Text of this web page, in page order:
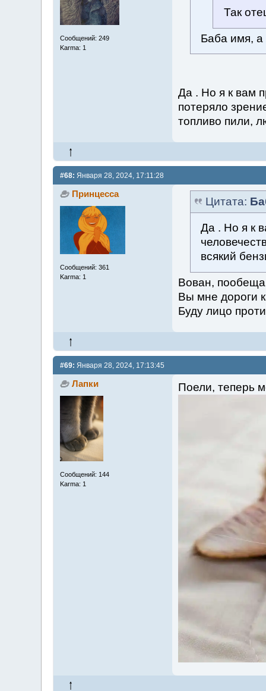
Сообщений: 249
Karma: 1
Так
Баба имя,
Да . Но я к вам
потеряло
топливо пили,
#68: Января 28, 2024, 17:11:28
Принцесса
Сообщений: 361
Karma: 1
Цитата:
Да . Но я к
всякий
Вован,
Вы мне дороги
Буду лицо
#69: Января 28, 2024, 17:13:45
Лапки
Сообщений: 144
Karma: 1
Поели, теперь